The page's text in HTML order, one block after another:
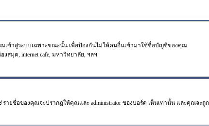
เข้าสู่ระบบเฉพาะขณะนั้น เพื่อป้องกันไม่ให้คนอื่นเข้ามาใช้ชื่อบัญชีของคุณ.
มุด, internet cafe, มหาวิทยาลัย, ฯลฯ
รายชื่อของคุณจะปรากฏให้คุณและ administrator ของบอร์ด เห็นเท่านั้น และคุณจะถู